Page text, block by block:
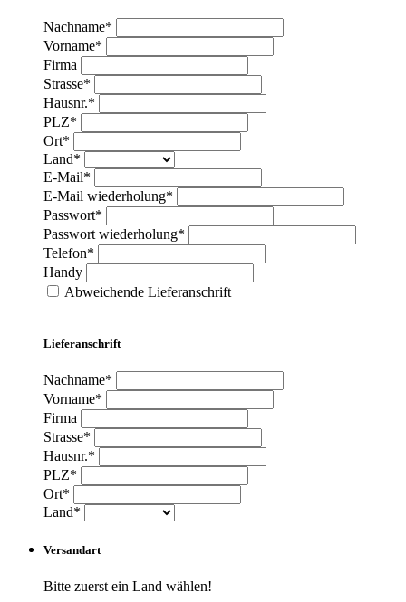
Nachname*
Vorname*
Firma
Strasse*
Hausnr.*
PLZ*
Ort*
Land*
E-Mail*
E-Mail wiederholung*
Passwort*
Passwort wiederholung*
Telefon*
Handy
Abweichende Lieferanschrift
Lieferanschrift
Nachname*
Vorname*
Firma
Strasse*
Hausnr.*
PLZ*
Ort*
Land*
Versandart
Bitte zuerst ein Land wählen!